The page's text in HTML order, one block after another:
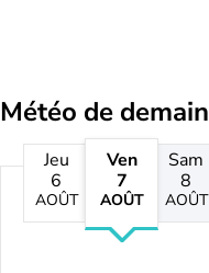
Météo de demain
Jeu
6
AOÛT
Ven
7
AOÛT
Sam
8
AOÛT